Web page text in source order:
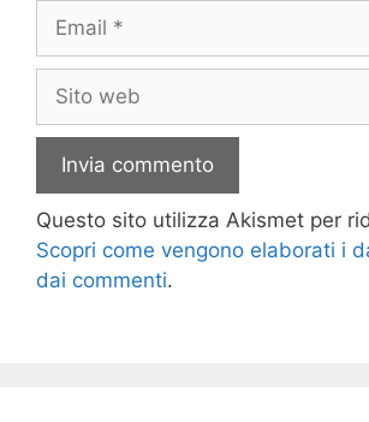
Email
Sito
web
Questo sito utilizza Akismet per
Scopri come vengono elaborati i
dai commenti.